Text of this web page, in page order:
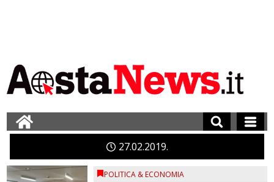
2702 2019
POLITICA & ECONOMIA